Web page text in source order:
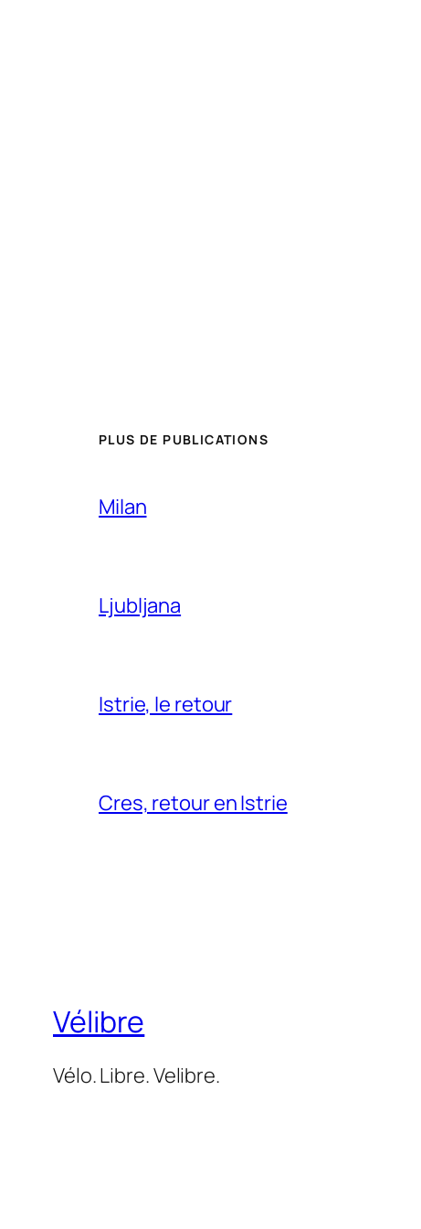
PLUS DE PUBLICATIONS
Milan
Ljubljana
Istrie, le retour
Cres, retour en Istrie
Vélibre
Vélo. Libre. Velibre.